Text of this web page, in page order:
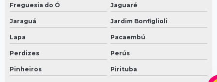
Freguesia do Ó Jaguaré
Jaraguá Jardim Bonfiglioli
Lapa Pacaembú
Perdizes Perús
Pinheiros Pirituba